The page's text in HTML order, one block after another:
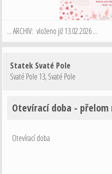
... ARCHIV: vloženo již 13.02.2026 ...
Statek Svaté Pole
Svaté Pole 13,Svaté Pole
Otevírací doba - přelom
Otevírací doba